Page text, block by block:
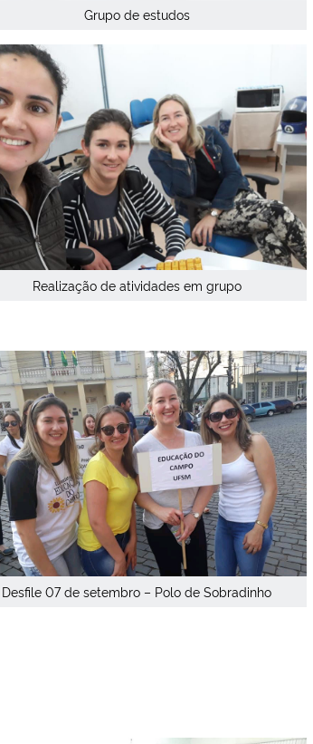
Grupo de estudos
Realização de atividades em grupo
Desfile 07 de setembro – Polo de Sobradinho